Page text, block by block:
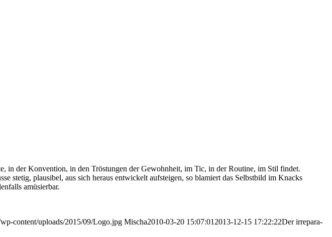
in der Kon­ven­ti­on, in den Trös­tun­gen der Gewohn­heit, im Tic, in der Rou­ti­ne, im Stil fin­det.
ste­tig, plau­si­bel, aus sich her­aus ent­wi­ckelt auf­stei­gen, so bla­miert das Selbst­bild im Knacks
amüsierbar.
content/uploads/2015/09/Logo.jpg Mischa2010-03-20 15:07:01 2013-12-15 17:22:22Der irrepa­ra­